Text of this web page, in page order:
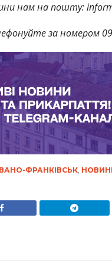
нам на пошту:
за номером
ФРАНКІВСЬК,